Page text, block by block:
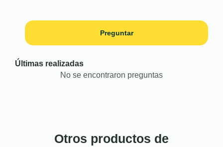
Preguntar
Últimas realizadas
No se encontraron preguntas
Otros productos de